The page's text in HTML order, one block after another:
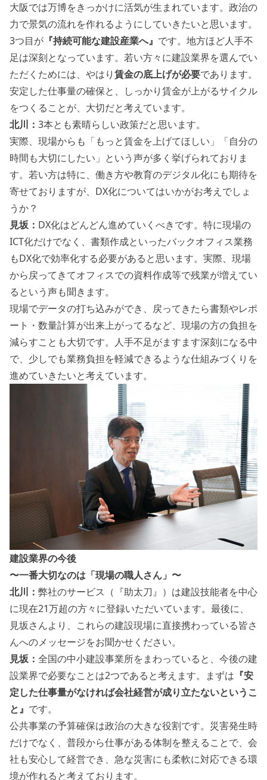
大阪では万博をきっかけに活気が生まれています。政治の
力で景気の流れを作れるようにしていきたいと思います。
3つ目が 『持続可能な建設産業へ』 です。地方ほど人手不
足は深刻となっています。若い方々に建設業界を選んでい
ただくためには、やはり賃金の底上げが必要であります。
安定した仕事量の確保と、しっかり賃金が上がるサイクル
をつくることが、大切だと考えています。
北川： 3本とも素晴らしい政策だと思います。
実際、現場からも「もっと賃金を上げてほしい」「自分の
時間も大切にしたい」という声が多く挙げられておりま
す。若い方は特に、働き方や教育のデジタル化にも期待を
寄せておりますが、DX化についてはいかがお考えでしょ
うか？
見坂： DX化はどんどん進めていくべきです。特に現場の
ICT化だけでなく、書類作成といったバックオフィス業務
もDX化で効率化する必要があると思います。実際、現場
から戻ってきてオフィスでの資料作成等で残業が増えてい
るという声も聞きます。
現場でデータの打ち込みができ、戻ってきたら書類やレポ
ート・数量計算が出来上がってるなど、現場の方の負担を
減らすことも大切です。人手不足がますます深刻になる中
で、少しでも業務負担を軽減できるような仕組みづくりを
進めていきたいと考えています。
建設業界の今後
〜一番大切なのは「現場の職人さん」〜
北川： 弊社のサービス（『助太刀』）は建設技能者を中心
に現在21万超の方々に登録いただいています。最後に、
見坂さんより、これらの建設現場に直接携わっている皆さ
んへのメッセージをお聞かせください。
見坂： 全国の中小建設事業所をまわっていると、今後の建
設業界で必要なことは2つであると考えます。まずは 『安
定した仕事量がなければ会社経営が成り立たないというこ
と』 です。
公共事業の予算確保は政治の大きな役割です。災害発生時
だけでなく、普段から仕事がある体制を整えることで、会
社も安心して経営でき、急な災害にも柔軟に対応できる環
境が作れると考えております。